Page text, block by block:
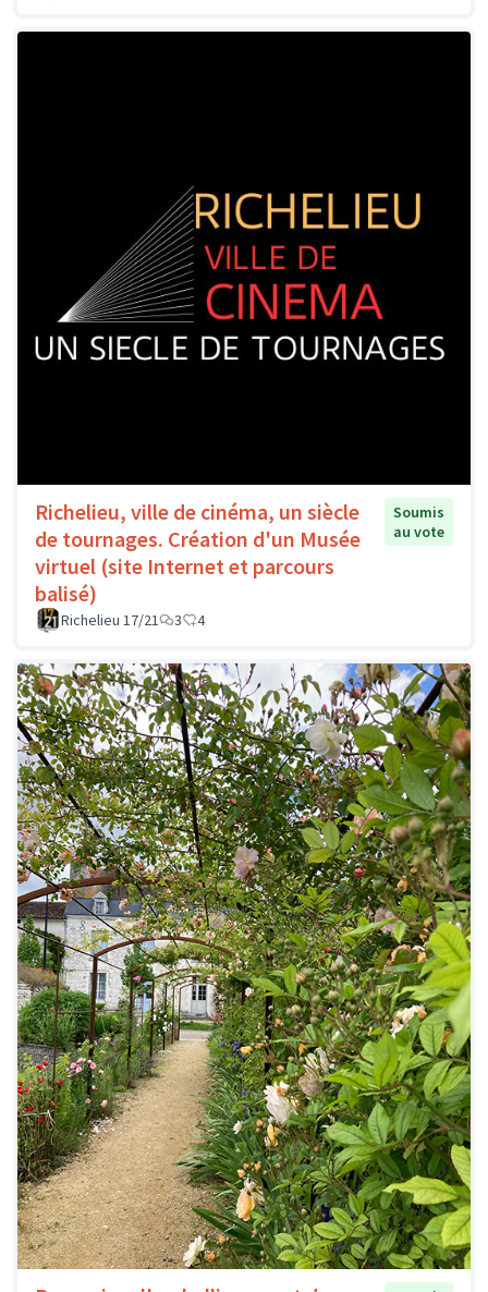
Richelieu, ville de cinéma, un siècle
de tournages. Création d'un Musée
virtuel (site Internet et parcours
balisé)
Soumis
au vote
Richelieu 17/21 3 4